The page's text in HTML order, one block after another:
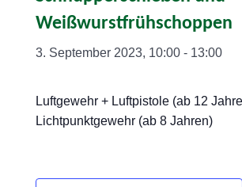
Weißwurstfrühschoppen
3. September 2023, 10:00 - 13:00
Luftgewehr + Luftpistole (ab 12
Lichtpunktgewehr (ab 8 Jahren)